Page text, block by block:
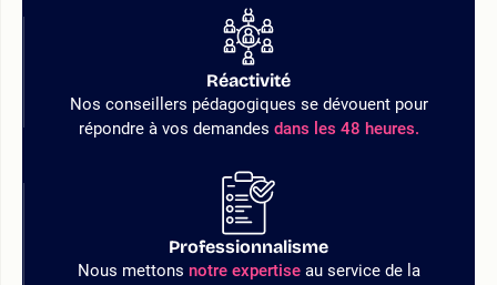
Réactivité
Nos conseillers pédagogiques se dévouent pour
répondre à vos demandes dans les 48 heures.
Professionnalisme
Nous mettons notre expertiseau service de la